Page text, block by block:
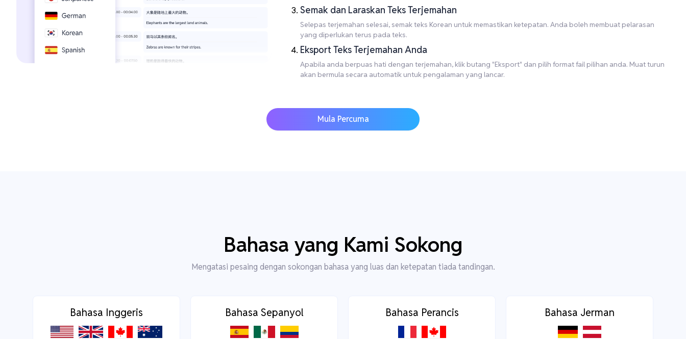
Semak dan Laraskan Teks Terjemahan
Selepas terjemahan selesai, semak teks Korean untuk memastikan ketepatan. Anda boleh membuat pelarasan
yang diperlukan terus pada teks.
Eksport Teks Terjemahan Anda
Apabila anda berpuas hati dengan terjemahan, klik butang "Eksport" dan pilih format fail pilihan anda. Muat turun
akan bermula secara automatik untuk pengalaman yang lancar.
Mula Percuma
Bahasa yang Kami Sokong
Mengatasi pesaing dengan sokongan bahasa yang luas dan ketepatan tiada tandingan.
Bahasa Inggeris Bahasa Sepanyol Bahasa Perancis Bahasa Jerman